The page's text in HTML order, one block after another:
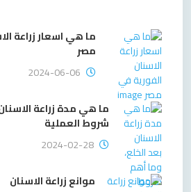
ما هي اسعار زراعة
مصر
2024-06-06
ما هي مدة زراعة
شروط العملية
2024-02-28
موانع زراعة الاسنان